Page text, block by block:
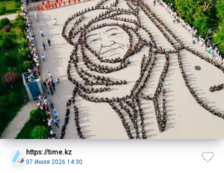
https://time.kz
07 Июля 2026 14:30